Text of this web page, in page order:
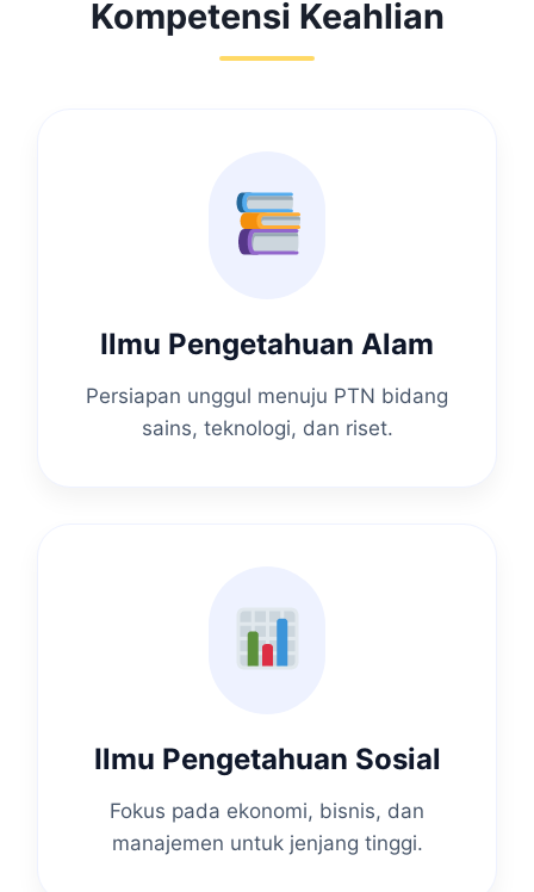
Kompetensi Keahlian
Ilmu Pengetahuan Alam
Persiapan unggul menuju PTN bidang
sains, teknologi, dan riset.
Ilmu Pengetahuan Sosial
Fokus pada ekonomi, bisnis, dan
manajemen untuk jenjang tinggi.